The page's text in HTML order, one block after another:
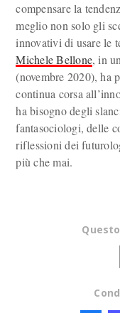
compensare la
meglio non solo gli
innovativi di usare le
Michele Bellone, in
(novembre 2020), ha
continua corsa
ha bisogno degli
fantasociologi, delle
riflessioni dei
più che mai.